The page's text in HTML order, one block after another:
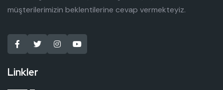
müşterilerimizin beklentilerine cevap vermekteyiz.
Linkler